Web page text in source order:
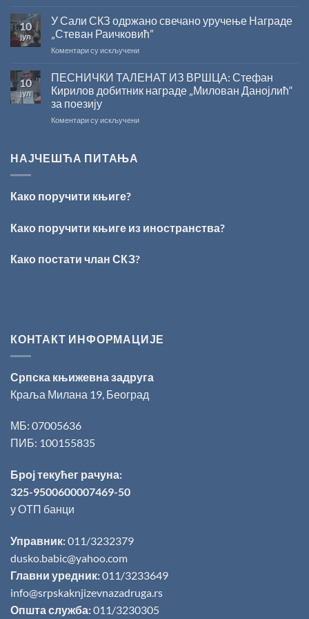
на
српском
2026.
ГОДИНУ
СНИЖЕЊЕ
10
јул
У Сали СКЗ одржано свечано уручење Награде
„Стеван Раичковић”
Коментари су искљученина
Сали
одржано
уручење
10
јул
ПЕСНИЧКИ ТАЛЕНАТ ИЗ ВРШЦА: Стефан
Кирилов добитник награде „Милован Данојлић“
за поезију
Коментари су искљученина
„Милован
поезију
НАЈЧЕШЋА ПИТАЊА
Како поручити књиге?
Како поручити књиге из иностранства?
Како постати члан СКЗ?
КОНТАКТ ИНФОРМАЦИЈЕ
Српска књижевна задруга
Краља Милана 19, Београд
МБ: 07005636
ПИБ: 100155835
Број текућег рачуна:
325-9500600007469-50
у ОТП банци
Управник:011/3232379
dusko.babic@yahoo.com
Главни уредник:011/3233649
info@srpskaknjizevnazadruga.rs
Општа служба:011/3230305